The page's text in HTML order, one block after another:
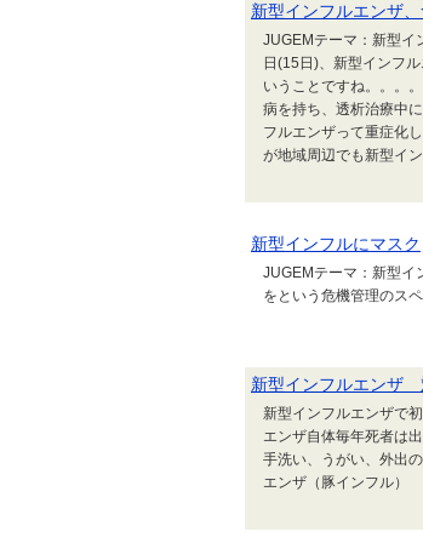
新型インフルエンザ
JUGEMテーマ：新型イ
日(15日)、新型インフ
いうことですね。。。
病を持ち、透析治療中
フルエンザって重症化
が地域周辺でも新型イ
新型インフルにマスク
JUGEMテーマ：新型イ
をという危機管理のス
新型インフルエンザ
新型インフルエンザで
エンザ自体毎年死者は
手洗い、うがい、外出
エンザ（豚インフル）